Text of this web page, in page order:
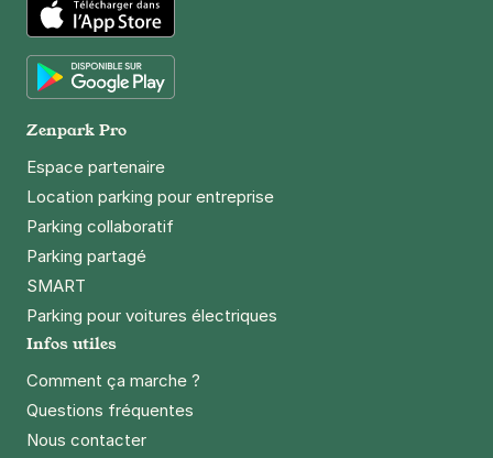
App Store
Zenpark Pro
Espace partenaire
Location parking pour entreprise
Parking collaboratif
Parking partagé
SMART
Parking pour voitures électriques
Infos utiles
Comment ça marche ?
Questions fréquentes
Nous contacter